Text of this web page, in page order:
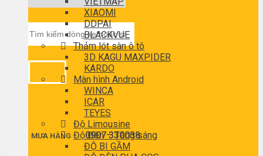
kiếm:
MUA HÀNG0907 330038
XIAOMI
DDPAI
BLACKVUE
Thảm lót sàn ô tô
3D KAGU MAXPIDER
KARDO
Màn hình Android
WINCA
ICAR
TEYES
Độ Limousine
Độ Đèn – Tăng sáng
ĐỘ BI GẦM